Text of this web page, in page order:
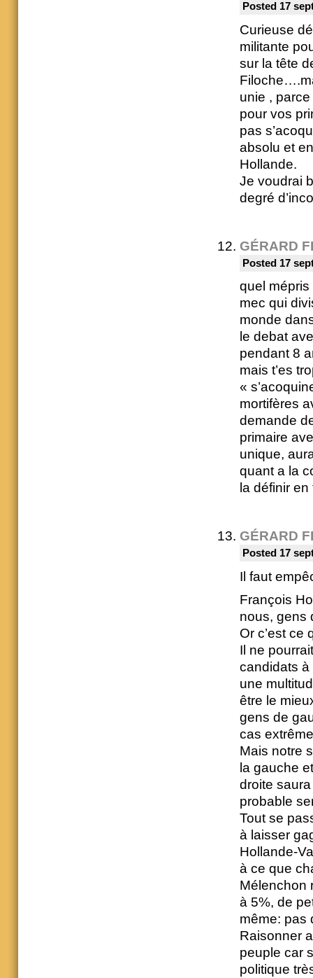
Posted 17
Curieuse
militante
sur la tête
unie ,
pour vos
pas
absolu et
Hollande.
Je voudrai
degré
GÉRARD
Posted 17
quel mépris
mec qui
monde
le debat
pendant 8
mais t’es
«
mortifères
demande
primaire
unique,
quant a la
la définir
GÉRARD
Posted 17
Il faut
François
nous, gens
Or c’est ce
Il ne
candidats à
une
être le
gens de
cas
Mais notre
la gauche
droite
probable
Tout se
à laisser
Hollande-
à ce que
Mélenchon
à 5%, de
même: pas
Raisonner
peuple car
politique